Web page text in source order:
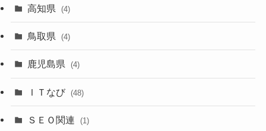
高知県 (4)
鳥取県 (4)
鹿児島県 (4)
ＩＴなび (48)
ＳＥＯ関連 (1)